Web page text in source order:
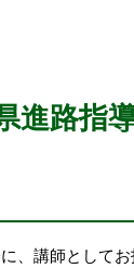
路指
、講師として